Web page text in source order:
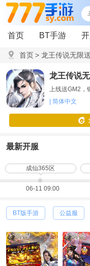
首页 BT手游
首页> 龙王传说无限
龙王传说
上线送GM2，
| 简体中文
最新开服
成仙365区
06-11 09:00
BT版手游 公益服